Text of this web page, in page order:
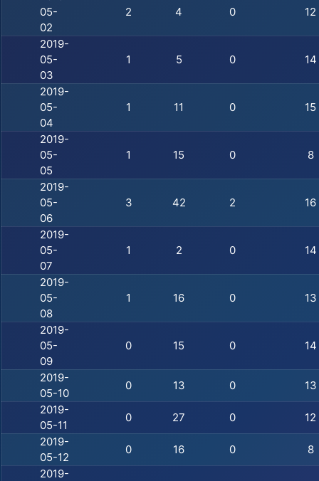
05-
02
2 4 0 12
2019-
05-
03
1 5 0 14
2019-
05-
04
1 11 0 15
2019-
05-
05
1 15 0 8
2019-
05-
06
3 42 2 16
2019-
05-
07
1 2 0 14
2019-
05-
08
1 16 0 13
2019-
05-
09
0 15 0 14
2019-
05-10
0 13 0
13
2019-
05-11
0 27 0
12
2019-
05-12
0 16 0
8
2019-